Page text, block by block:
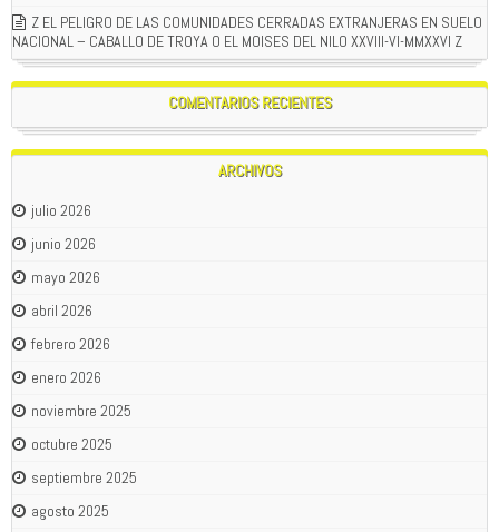
Z EL PELIGRO DE LAS COMUNIDADES CERRADAS EXTRANJERAS EN SUELO
NACIONAL – CABALLO DE TROYA O EL MOISES DEL NILO XXVIII-VI-MMXXVI Z
COMENTARIOS RECIENTES
ARCHIVOS
julio 2026
junio 2026
mayo 2026
abril 2026
febrero 2026
enero 2026
noviembre 2025
octubre 2025
septiembre 2025
agosto 2025